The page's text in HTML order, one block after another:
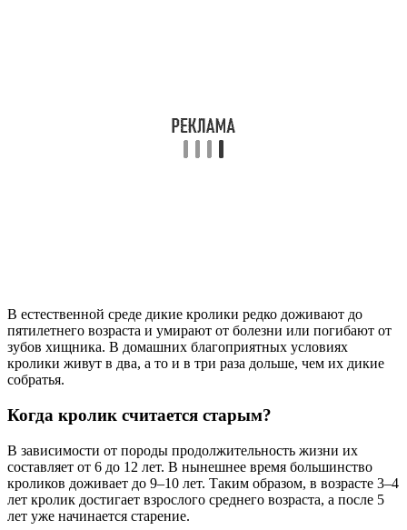
В естественной среде дикие кролики редко доживают до
пятилетнего возраста и умирают от болезни или погибают от
зубов хищника. В домашних благоприятных условиях
кролики живут в два, а то и в три раза дольше, чем их дикие
собратья.
Когда кролик считается старым?
В зависимости от породы продолжительность жизни их
составляет от 6 до 12 лет. В нынешнее время большинство
кроликов доживает до 9–10 лет. Таким образом, в возрасте 3–4
лет кролик достигает взрослого среднего возраста, а после 5
лет уже начинается старение.